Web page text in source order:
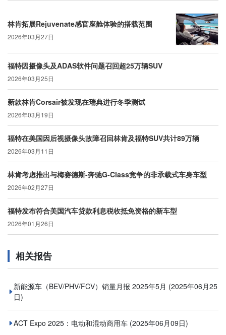
林肯拓展Rejuvenate感官座舱体验的搭载范围
2026年03月27日
福特因摄像头及ADAS软件问题召回超25万辆SUV
2026年03月25日
新款林肯Corsair被发现在瑞典进行冬季测试
2026年03月19日
福特在美国因后视摄像头故障召回林肯及福特SUV共计89万辆
2026年03月11日
林肯考虑推出与梅赛德斯-奔驰G-Class竞争的非承载式车身车型
2026年02月27日
福特发布符合美国汽车贷款利息税收抵免资格的新车型
2026年01月26日
相关报告
新能源车（BEV/PHV/FCV）销量月报 2025年5月 (2025年06月25
日)
ACT Expo 2025：电动和混动商用车 (2025年06月09日)